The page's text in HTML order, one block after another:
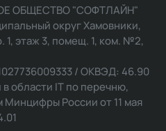
ОБЩЕСТВО "СОФТЛАЙН"
округ Хамовники,
1, этаж 3, помещ. 1, ком. №2,
/ ОКВЭД: 46.90
области IT по перечню,
России от 11 мая